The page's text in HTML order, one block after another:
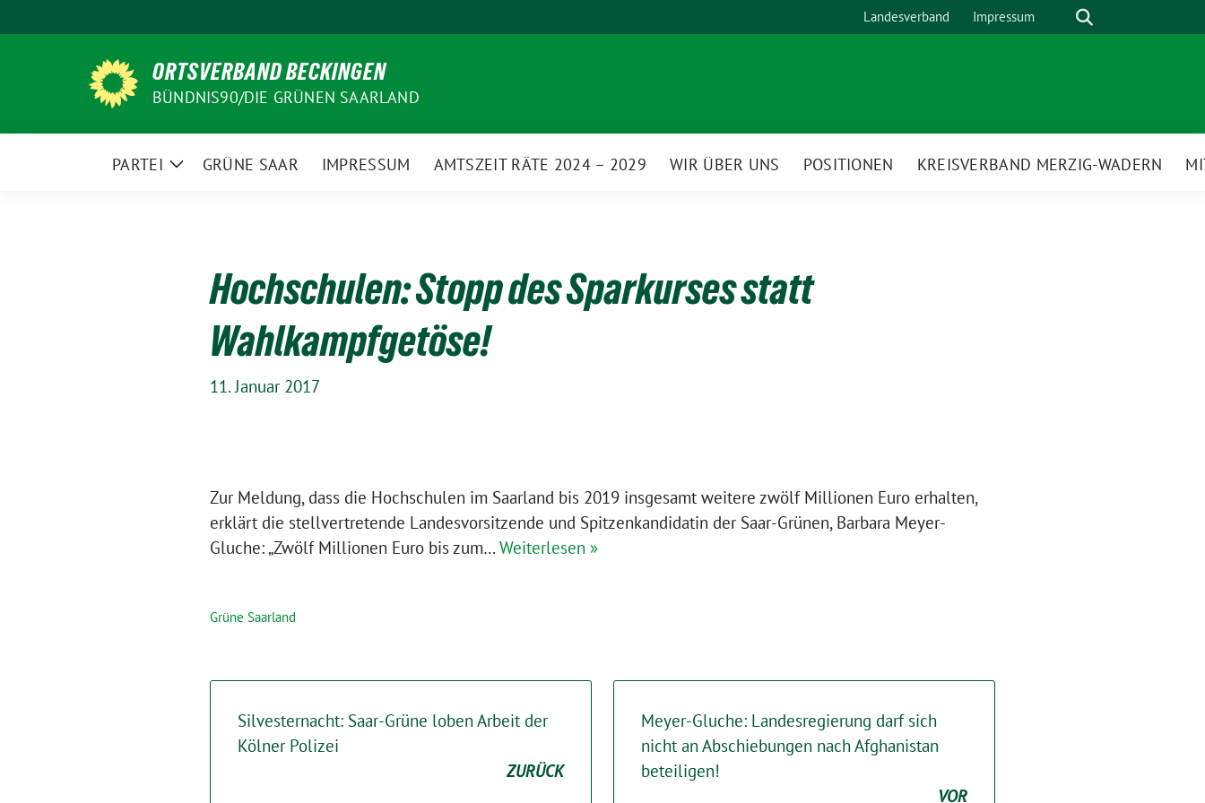
zum
Landesverband Impressum Suche
ORTSVERBAND BECKINGEN
BÜNDNIS90/DIE GRÜNEN SAARLAND
PARTEI
ZeigeGRÜNE SAAR IMPRESSUM AMTSZEIT RÄTE 2024 – 2029 WIR ÜBER UNS POSITIONEN KREISVERBAND MERZIG-WADERN
Hochschulen: Stopp des Sparkurses statt
Wahlkampfgetöse!
11. Januar 2017
Zur Meldung, dass die Hochschulen im Saarland bis 2019 insgesamt weitere zwölf Millionen Euro erhalten,
erklärt die stellvertretende Landesvorsitzende und Spitzenkandidatin der Saar-Grünen, Barbara Meyer-
Gluche: „Zwölf Millionen Euro bis zum… Weiterlesen »
Grüne Saarland
Silvesternacht: Saar-Grüne loben Arbeit der
Kölner Polizei
ZURÜCK
Meyer-Gluche: Landesregierung darf sich
nicht an Abschiebungen nach Afghanistan
beteiligen!
VOR